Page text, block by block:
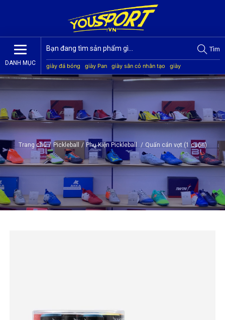
DANH MỤC
Tìm
giày đá bóng giày Pan giày sân cỏ nhân tạo
giày
Jogarbola
giày Mitre giày Akka quần áo bóng đá
giày
Trang chủ / Pickleball / Phụ Kiện Pickleball / Quấn cán vợt (1 cuộn)